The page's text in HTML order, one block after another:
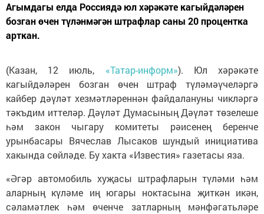
Агымдагы елда Россиядә юл хәрәкәте кагыйдәләрен
бозган өчен түләнмәгән штрафлар саны 20 процентка
арткан.
(Казан, 12 июль, «Татар-информ»). Юл хәрәкәте
кагыйдәләрен бозган өчен штраф түләмәүчеләргә
кайбер дәүләт хезмәтләреннән файдалануны чикләргә
тәкъдим иттеләр. Дәүләт Думасының Дәүләт төзелеше
һәм закон чыгару комитеты рәисенең беренче
урынбасары Вячеслав Лысаков шундый инициатива
хакында сөйләде. Бу хакта «Известия» газетасы яза.
«Әгәр автомобиль хуҗасы штрафларын түләми һәм
аларның күләме иң югары ноктасына җиткән икән,
сәламәтлек һәм өченче затларның мәнфәгатьләре